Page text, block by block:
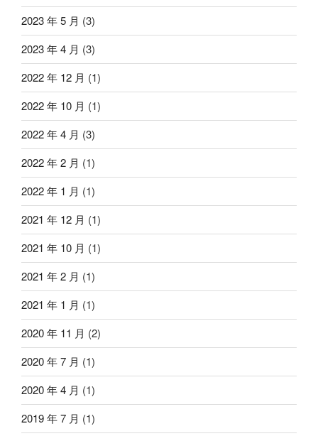
2023 年 5 月 (3)
2023 年 4 月 (3)
2022 年 12 月 (1)
2022 年 10 月 (1)
2022 年 4 月 (3)
2022 年 2 月 (1)
2022 年 1 月 (1)
2021 年 12 月 (1)
2021 年 10 月 (1)
2021 年 2 月 (1)
2021 年 1 月 (1)
2020 年 11 月 (2)
2020 年 7 月 (1)
2020 年 4 月 (1)
2019 年 7 月 (1)